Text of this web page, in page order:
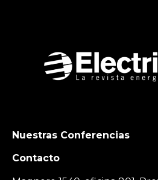
Nuestras Conferencias
Contacto